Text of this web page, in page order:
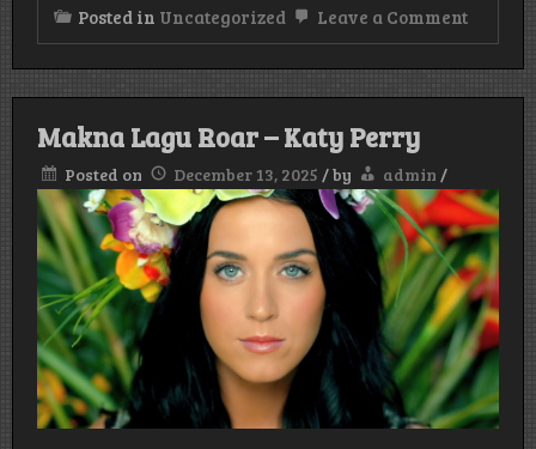
Posted in Uncategorized Leave a Commenton
Blank
Space
Makna Lagu Roar – Katy Perry
Posted on December 13, 2025 /by admin /